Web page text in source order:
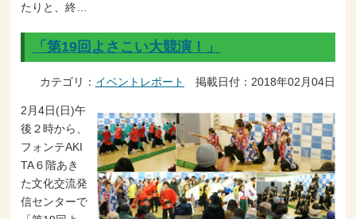
たりと、終…
「第19回よさこい大競演！」
カテゴリ： イベントレポート 掲載日付：2018年02月04日
2月4日(日)午
後２時から、
フォンテAKI
TA６階あき
た文化交流発
信センターで